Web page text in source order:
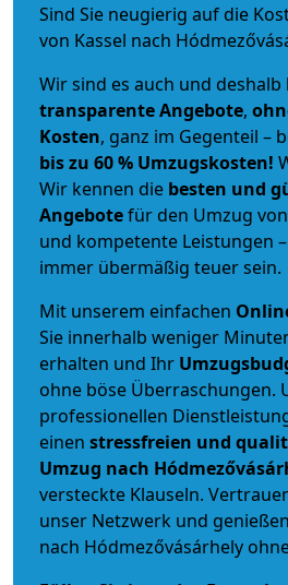
Sind Sie neugierig auf die
von Kassel nach
Wir sind es auch und
transparente Angebote,
Kosten, ganz im Gegenteil –
bis zu 60 % Umzugskosten!
Wir kennen die besten und
Angebotefür den Umzug
und kompetente Leistungen
immer übermäßig teuer sein.
Mit unserem einfachen
Sie innerhalb weniger
erhalten und Ihr
ohne böse Überraschungen.
professionellen
einen stressfreien und
Umzug nach
versteckte Klauseln.
unser Netzwerk und
nach Hódmezővásárhely